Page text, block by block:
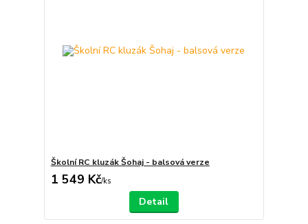
Školní RC kluzák Šohaj - balsová verze
1 549 Kč/ks
Detail